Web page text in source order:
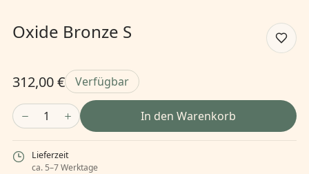
Oxide Bronze S
312,00 € Verfügbar
1 In den Warenkorb
Lieferzeit
ca. 5–7 Werktage